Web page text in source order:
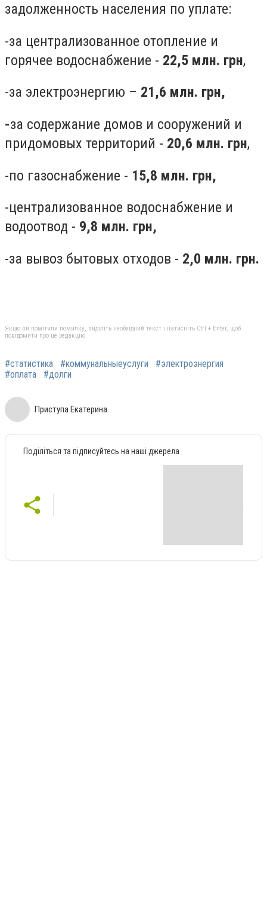
задолженность населения по уплате:
-за централизованное отопление и
горячее водоснабжение - 22,5 млн. грн,
-за электроэнергию – 21,6 млн. грн,
-за содержание домов и сооружений и
придомовых территорий - 20,6 млн. грн,
-по газоснабжение - 15,8 млн. грн,
-централизованное водоснабжение и
водоотвод - 9,8 млн. грн,
-за вывоз бытовых отходов - 2,0 млн. грн.
Якщо ви помітили помилку, виділіть необхідний текст і натисніть Ctrl + Enter, щоб
повідомити про це редакцію
#статистика #коммунальныеуслуги
#электроэнергия
#оплата
#долги
Приступа Екатерина
Поділіться та підписуйтесь на наші джерела